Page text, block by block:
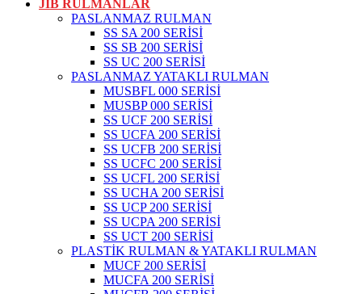
JIB RULMANLAR
PASLANMAZ RULMAN
SS SA 200 SERİSİ
SS SB 200 SERİSİ
SS UC 200 SERİSİ
PASLANMAZ YATAKLI RULMAN
MUSBFL 000 SERİSİ
MUSBP 000 SERİSİ
SS UCF 200 SERİSİ
SS UCFA 200 SERİSİ
SS UCFB 200 SERİSİ
SS UCFC 200 SERİSİ
SS UCFL 200 SERİSİ
SS UCHA 200 SERİSİ
SS UCP 200 SERİSİ
SS UCPA 200 SERİSİ
SS UCT 200 SERİSİ
PLASTİK RULMAN & YATAKLI RULMAN
MUCF 200 SERİSİ
MUCFA 200 SERİSİ